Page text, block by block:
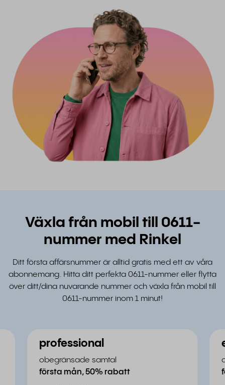
Växla från mobil till 0611-
nummer med Rinkel
Ditt första affärsnummer är alltid gratis med ett av våra
abonnemang. Hitta ditt perfekta 0611-nummer eller flytta
över ditt/dina nuvarande nummer och växla från mobil till
0611-nummer inom 1 minut!
professional
obegränsade samtal
första mån, 50% rabatt